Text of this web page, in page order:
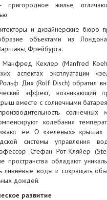
пригородное жилье,
и дизайнерские бюро
объектами из
Фрейбурга.
Кехлер (Manfred
аспектах эксплуатации
Дих (Rolf Disch) обратил
эффект, возникающий
вместе с солнечными
солнечных
колебания
ее. О «зеленых» крышах
системы управления
Стефан Рот-Кляйер
пространства обладают
ливневые воды и сокращать
дождей.
развитие